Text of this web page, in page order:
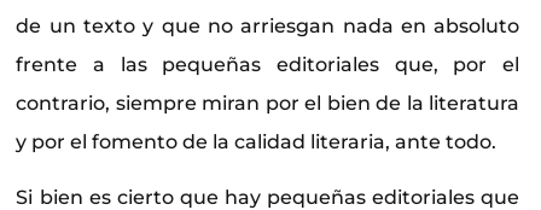
de un texto y que no arriesgan nada en absoluto
frente a las pequeñas editoriales que, por el
contrario, siempre miran por el bien de la literatura
y por el fomento de la calidad literaria, ante todo.
Si bien es cierto que hay pequeñas editoriales que